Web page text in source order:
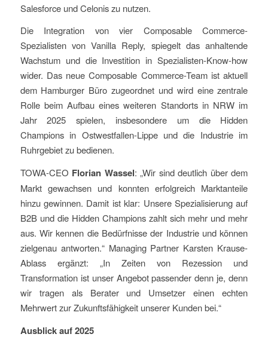
Salesforce und Celonis zu nutzen.
Die Integration von vier Composable Commerce-
Spezialisten von Vanilla Reply, spiegelt das anhaltende
Wachstum und die Investition in Spezialisten-Know-how
wider. Das neue Composable Commerce-Team ist aktuell
dem Hamburger Büro zugeordnet und wird eine zentrale
Rolle beim Aufbau eines weiteren Standorts in NRW im
Jahr 2025 spielen, insbesondere um die Hidden
Champions in Ostwestfallen-Lippe und die Industrie im
Ruhrgebiet zu bedienen.
TOWA-CEO Florian Wassel: „Wir sind deutlich über dem
Markt gewachsen und konnten erfolgreich Marktanteile
hinzu gewinnen. Damit ist klar: Unsere Spezialisierung auf
B2B und die Hidden Champions zahlt sich mehr und mehr
aus. Wir kennen die Bedürfnisse der Industrie und können
zielgenau antworten.“ Managing Partner Karsten Krause-
Ablass ergänzt: „In Zeiten von Rezession und
Transformation ist unser Angebot passender denn je, denn
wir tragen als Berater und Umsetzer einen echten
Mehrwert zur Zukunftsfähigkeit unserer Kunden bei.“
Ausblick auf 2025